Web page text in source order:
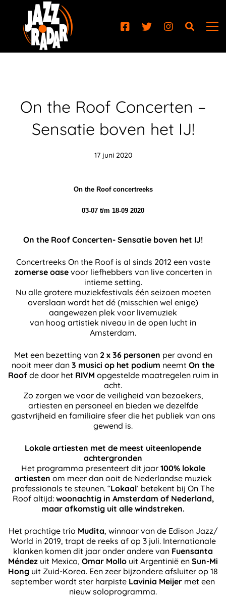
On the Roof Concerten –
Sensatie boven het IJ!
17 juni 2020
On the Roof concertreeks
03-07 t/m 18-09 2020
On the Roof Concerten- Sensatie boven het IJ!
Concertreeks On the Roof is al sinds 2012 een vaste
zomerse oasevoor liefhebbers van live concerten in
intieme setting.
Nu alle grotere muziekfestivals één seizoen moeten
overslaan wordt het dé (misschien wel enige)
aangewezen plek voor livemuziek
van hoog artistiek niveau in de open lucht in
Amsterdam.
Met een bezetting van 2 x 36 personen per avond en
nooit meer dan 3 musici op het podium neemt On the
Roofde door het RIVM opgestelde maatregelen ruim in
acht.
Zo zorgen we voor de veiligheid van bezoekers,
artiesten en personeel en bieden we dezelfde
gastvrijheid en familiaire sfeer die het publiek van ons
gewend is.
Lokale artiesten met de meest uiteenlopende
achtergronden
Het programma presenteert dit jaar 100% lokale
artiesten om meer dan ooit de Nederlandse muziek
professionals te steunen. “Lokaal‘ betekent bij On The
Roof altijd: woonachtig in Amsterdam of Nederland,
maar afkomstig uit alle windstreken.
Het prachtige trio Mudita, winnaar van de Edison Jazz/
World in 2019, trapt de reeks af op 3 juli. Internationale
klanken komen dit jaar onder andere van Fuensanta
Méndez uit Mexico, Omar Mollo uit Argentinië en Sun-Mi
Hong uit Zuid-Korea. Een zeer bijzondere afsluiter op 18
september wordt ster harpiste Lavinia Meijer met een
nieuw soloprogramma.